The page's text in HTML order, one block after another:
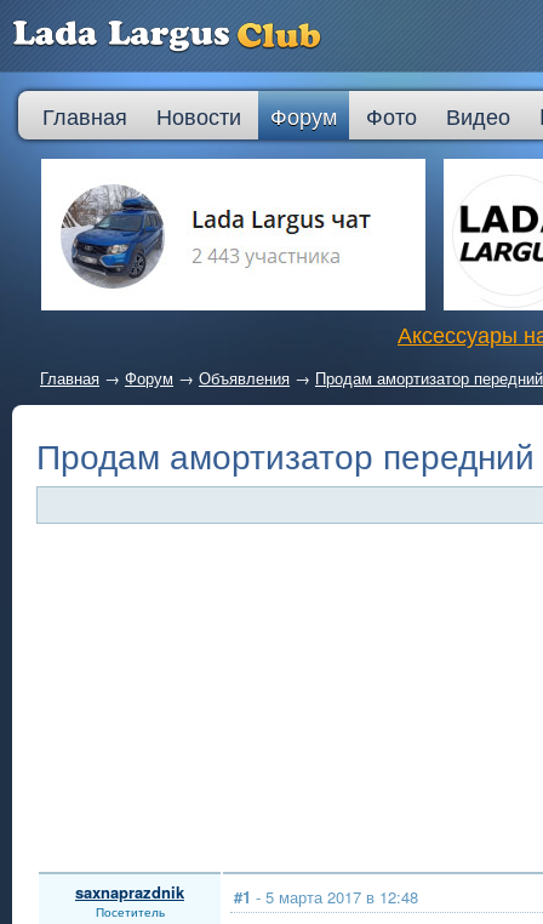
Главная Новости Форум Фото Видео
Аксессуары
Главная → Форум → Объявления → Продам амортизатор
Продам амортизатор
saxnaprazdnik
Посетитель
#1 - 5 марта 2017 в 12:48